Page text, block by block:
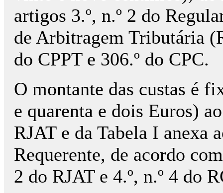
artigos 3.º, n.º 2 do
de Arbitragem Tributária
do CPPT e 306.º do CPC.
O montante das custas é
e quarenta e dois Euros)
RJAT e da Tabela I anexa
Requerente, de acordo
2 do RJAT e 4.º, n.º 4 do